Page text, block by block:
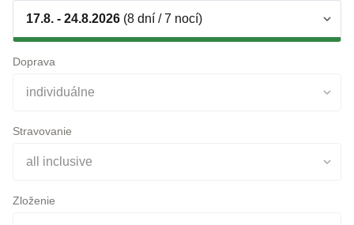
17.8. - 24.8.2026 (8 dní / 7 nocí)
Doprava
individuálne
Stravovanie
all inclusive
Zloženie